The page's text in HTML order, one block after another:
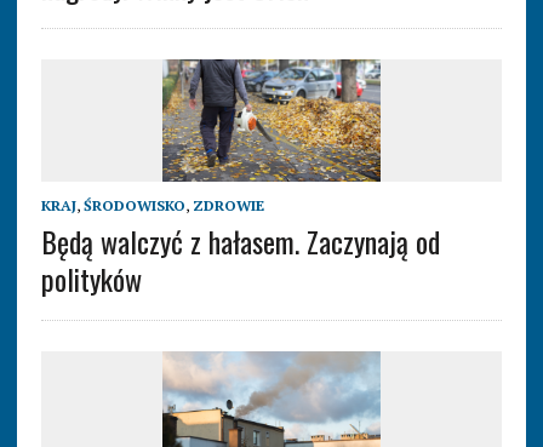
KRAJ, ŚRODOWISKO, ZDROWIE
Będą walczyć z hałasem. Zaczynają od
polityków